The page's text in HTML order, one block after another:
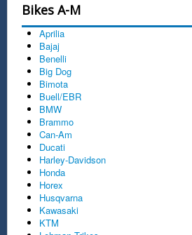
Bikes A-M
Aprilia
Bajaj
Benelli
Big Dog
Bimota
Buell/EBR
BMW
Brammo
Can-Am
Ducati
Harley-Davidson
Honda
Horex
Husqvarna
Kawasaki
KTM